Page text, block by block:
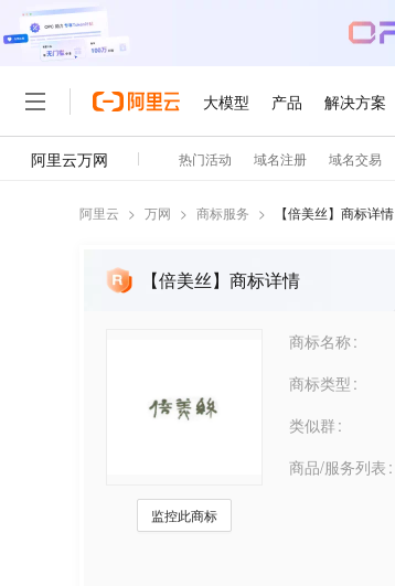
阿里云 > 万网 > 商标服务 > 【倍美丝】商标详情
【倍美丝】商标详情
监控此商标
商标名称
商标类型
类似群
商品/服务列表